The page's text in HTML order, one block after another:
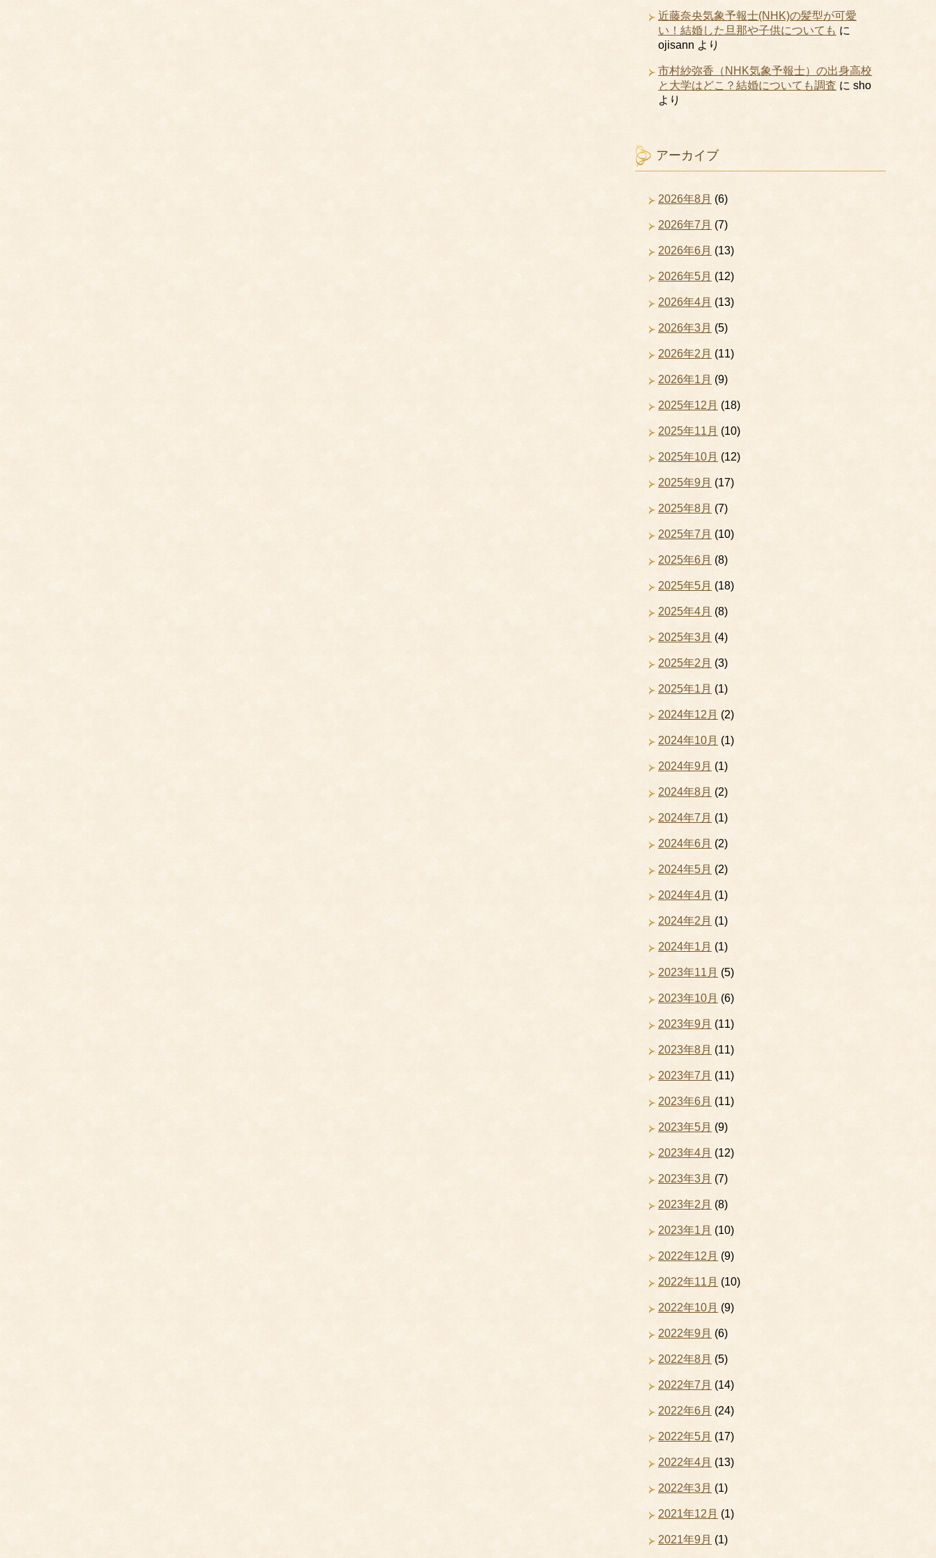
近藤奈央気象予報士(NHK)の髪型が可愛
い！結婚した旦那や子供についても に
ojisann より
市村紗弥香（NHK気象予報士）の出身高校
と大学はどこ？結婚についても調査 に sho
より
アーカイブ
2026年8月 (6)
2026年7月 (7)
2026年6月 (13)
2026年5月 (12)
2026年4月 (13)
2026年3月 (5)
2026年2月 (11)
2026年1月 (9)
2025年12月 (18)
2025年11月 (10)
2025年10月 (12)
2025年9月 (17)
2025年8月 (7)
2025年7月 (10)
2025年6月 (8)
2025年5月 (18)
2025年4月 (8)
2025年3月 (4)
2025年2月 (3)
2025年1月 (1)
2024年12月 (2)
2024年10月 (1)
2024年9月 (1)
2024年8月 (2)
2024年7月 (1)
2024年6月 (2)
2024年5月 (2)
2024年4月 (1)
2024年2月 (1)
2024年1月 (1)
2023年11月 (5)
2023年10月 (6)
2023年9月 (11)
2023年8月 (11)
2023年7月 (11)
2023年6月 (11)
2023年5月 (9)
2023年4月 (12)
2023年3月 (7)
2023年2月 (8)
2023年1月 (10)
2022年12月 (9)
2022年11月 (10)
2022年10月 (9)
2022年9月 (6)
2022年8月 (5)
2022年7月 (14)
2022年6月 (24)
2022年5月 (17)
2022年4月 (13)
2022年3月 (1)
2021年12月 (1)
2021年9月 (1)